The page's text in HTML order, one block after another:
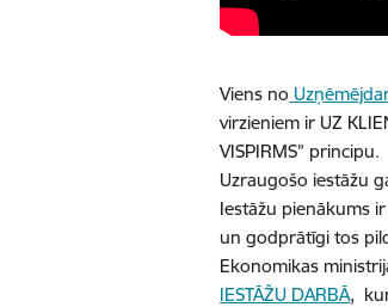
Viens no
virzieniem ir UZ
VISPIRMS” principu.
Uzraugošo iestāžu
Iestāžu pienākums
un godprātīgi tos
Ekonomikas
IESTĀŽU DARBĀ,